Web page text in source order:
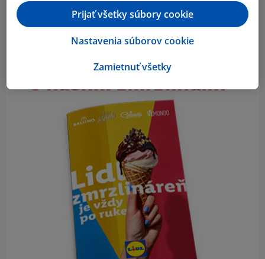
Zamietnuť všetky
Nastavenia súborov cookie
Prijať všetky súbory cookie